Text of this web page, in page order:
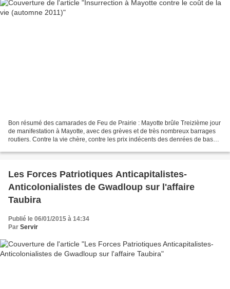
Bon résumé des camarades de Feu de Prairie : Mayotte brûle Treizième jour
de manifestation à Mayotte, avec des grèves et de très nombreux barrages
routiers. Contre la vie chère, contre les prix indécents des denrées de base
Les Forces Patriotiques Anticapitalistes-
Anticolonialistes de Gwadloup sur l'affaire
Taubira
Publié le 06/01/2015 à 14:34
Par Servir